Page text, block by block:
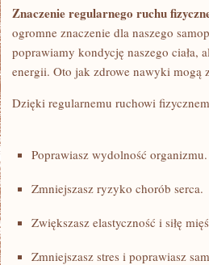
Znaczenie regularnego ruchu
ogromne znaczenie dla naszego
poprawiamy kondycję naszego ciała,
energii. Oto ⁣jak zdrowe nawyki mogą
Dzięki regularnemu ruchowi
Poprawiasz wydolność organizmu.
Zmniejszasz ryzyko chorób serca.
Zwiększasz elastyczność i siłę⁢
Zmniejszasz stres i poprawiasz